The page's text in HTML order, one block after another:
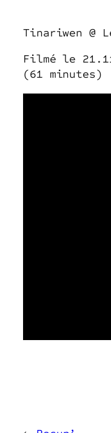
Tinariwen @
Filmé le
(61 minutes)